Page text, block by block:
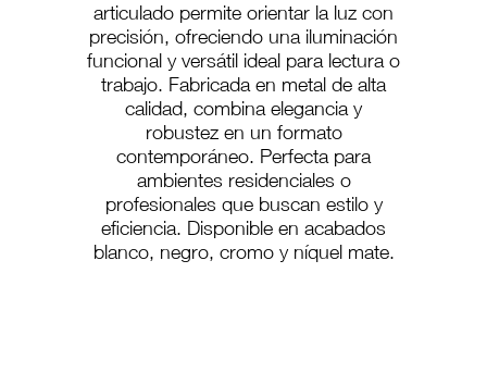
articulado permite orientar la luz con
precisión, ofreciendo una iluminación
funcional y versátil ideal para lectura o
trabajo. Fabricada en metal de alta
calidad, combina elegancia y
robustez en un formato
contemporáneo. Perfecta para
ambientes residenciales o
profesionales que buscan estilo y
eficiencia. Disponible en acabados
blanco, negro, cromo y níquel mate.